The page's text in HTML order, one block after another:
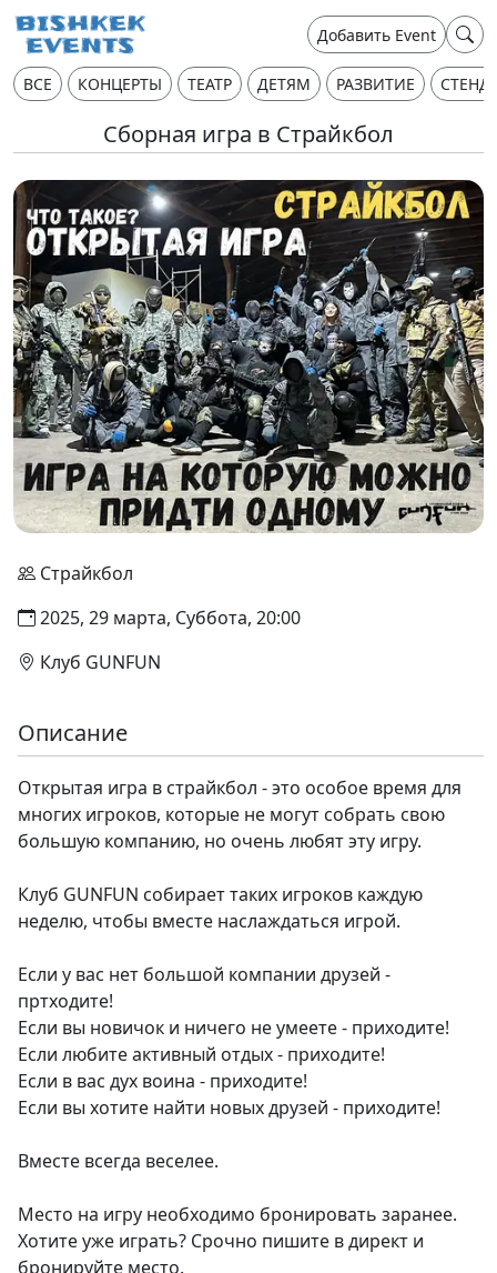
Добавить Event
ВСЕ КОНЦЕРТЫ ТЕАТР ДЕТЯМ РАЗВИТИЕ
Сборная игра в Страйкбол
Страйкбол
2025, 29 марта, Суббота, 20:00
Клуб GUNFUN
Описание
Открытая игра в страйкбол - это особое время для
многих игроков, которые не могут собрать свою
большую компанию, но очень любят эту игру.
Клуб GUNFUN собирает таких игроков каждую
неделю, чтобы вместе наслаждаться игрой.
Если у вас нет большой компании друзей -
пртходите!
Если вы новичок и ничего не умеете - приходите!
Если любите активный отдых - приходите!
Если в вас дух воина - приходите!
Если вы хотите найти новых друзей - приходите!
Вместе всегда веселее.
Место на игру необходимо бронировать заранее.
Хотите уже играть? Срочно пишите в директ и
бронируйте место.